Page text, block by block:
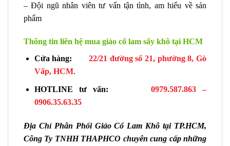
– Đội ngũ nhân viên tư vấn tận tình, am hiểu về sản
phẩm
Thông tin liên hệ mua giảo cổ lam sấy khô tại HCM
Cửa hàng:
22/21 đường số 21, phường 8, Gò
Vấp, HCM.
HOTLINE tư vấn:
0979.587.863 –
0906.35.63.35
Địa Chỉ Phân Phối Giảo Cổ Lam Khô tại TP.HCM,
Công Ty TNHH THAPHCO chuyên cung cấp những